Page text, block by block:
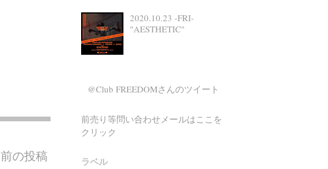
前の投稿
2020.10.23 -FRI-
"AESTHETIC"
@Club FREEDOMさんのツイート
前売り等問い合わせメールはここを
クリック
ラベル